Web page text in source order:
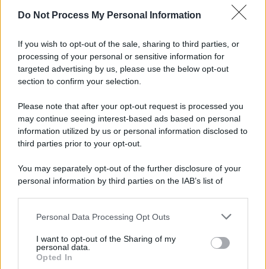
Do Not Process My Personal Information
If you wish to opt-out of the sale, sharing to third parties, or
processing of your personal or sensitive information for
targeted advertising by us, please use the below opt-out
section to confirm your selection.
Please note that after your opt-out request is processed you
may continue seeing interest-based ads based on personal
information utilized by us or personal information disclosed to
third parties prior to your opt-out.
You may separately opt-out of the further disclosure of your
personal information by third parties on the IAB’s list of
This information may also be disclosed by us to third parties
disclose it to other third parties.
Please note that this website/app uses one or more Google
Personal Data Processing Opt Outs
I want to opt-out of the Sharing of my
personal data.
Opted In